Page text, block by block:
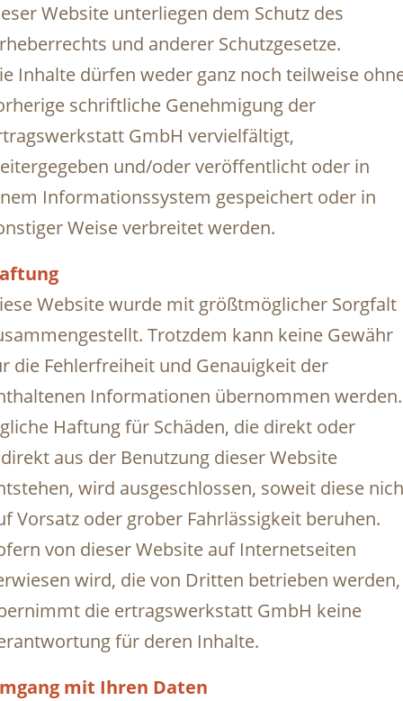
Website unterliegen dem Schutz des
und anderer Schutzgesetze.
Inhalte dürfen weder ganz noch teilweise
schriftliche Genehmigung der
GmbH vervielfältigt,
und/oder veröffentlicht oder in
Informationssystem gespeichert oder in
Weise verbreitet werden.
Website wurde mit größtmöglicher Sorgfalt
Trotzdem kann keine Gewähr
die Fehlerfreiheit und Genauigkeit der
Informationen übernommen werden.
Haftung für Schäden, die direkt oder
aus der Benutzung dieser Website
wird ausgeschlossen, soweit diese
Vorsatz oder grober Fahrlässigkeit beruhen.
von dieser Website auf Internetseiten
wird, die von Dritten betrieben werden,
die ertragswerkstatt GmbH keine
für deren Inhalte.
mit Ihren Daten